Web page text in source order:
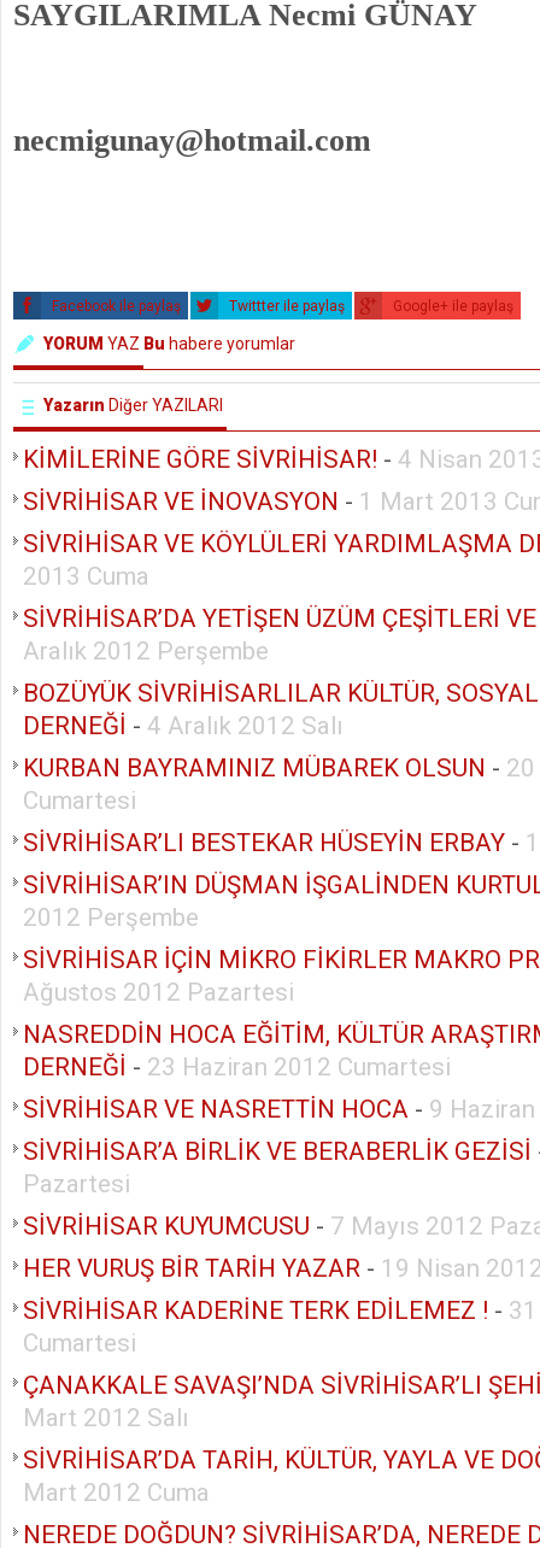
SAYGILARIMLA Necmi GÜNAY
necmigunay@hotmail.com
Facebook ile paylaş Twittter ile paylaş Google+ ile paylaş
YORUM YAZ Bu habere yorumlar
Yazarın Diğer YAZILARI
KİMİLERİNE GÖRE SİVRİHİSAR! - 4 Nisan
SİVRİHİSAR VE İNOVASYON - 1 Mart 2013
SİVRİHİSAR VE KÖYLÜLERİ YARDIMLAŞMA
2013 Cuma
SİVRİHİSAR’DA YETİŞEN ÜZÜM ÇEŞİTLERİ
Aralık 2012 Perşembe
BOZÜYÜK SİVRİHİSARLILAR KÜLTÜR,
DERNEĞİ - 4 Aralık 2012 Salı
KURBAN BAYRAMINIZ MÜBAREK OLSUN -
Cumartesi
SİVRİHİSAR’LI BESTEKAR HÜSEYİN ERBAY -
SİVRİHİSAR’IN DÜŞMAN İŞGALİNDEN
2012 Perşembe
SİVRİHİSAR İÇİN MİKRO FİKİRLER MAKRO
Ağustos 2012 Pazartesi
NASREDDİN HOCA EĞİTİM, KÜLTÜR
DERNEĞİ - 23 Haziran 2012 Cumartesi
SİVRİHİSAR VE NASRETTİN HOCA - 9
SİVRİHİSAR’A BİRLİK VE BERABERLİK GEZİSİ
Pazartesi
SİVRİHİSAR KUYUMCUSU - 7 Mayıs 2012
HER VURUŞ BİR TARİH YAZAR - 19 Nisan
SİVRİHİSAR KADERİNE TERK EDİLEMEZ ! -
Cumartesi
ÇANAKKALE SAVAŞI’NDA SİVRİHİSAR’LI
Mart 2012 Salı
SİVRİHİSAR’DA TARİH, KÜLTÜR, YAYLA VE
Mart 2012 Cuma
NEREDE DOĞDUN? SİVRİHİSAR’DA, NEREDE